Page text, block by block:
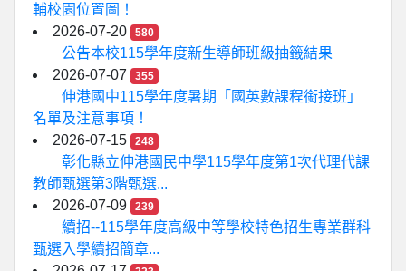
輔校園位置圖！
2026-07-20
580
公告本校115學年度新生導師班級抽籤結果
2026-07-07
355
伸港國中115學年度暑期「國英數課程銜接班」
名單及注意事項！
2026-07-15
248
彰化縣立伸港國民中學115學年度第1次代理代課
教師甄選第3階甄選...
2026-07-09
239
續招--115學年度高級中等學校特色招生專業群科
甄選入學續招簡章...